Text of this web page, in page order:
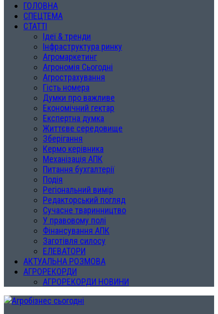
ГОЛОВНА
СПЕЦТЕМА
СТАТТІ
Ідеї & тренди
Інфраструктура ринку
Агромаркетинг
Агрономія Сьогодні
Агрострахування
Гість номера
Думки про важливе
Економічний гектар
Експертна думка
Життєве середовище
Зберігання
Кермо керівника
Механізація АПК
Питання бухгалтерії
Подія
Регіональний вимір
Редакторський погляд
Сучасне тваринництво
У правовому полі
Фінансування АПК
Заготівля силосу
ЕЛЕВАТОРИ
АКТУАЛЬНА РОЗМОВА
АГРОРЕКОРДИ
АГРОРЕКОРДИ НОВИНИ